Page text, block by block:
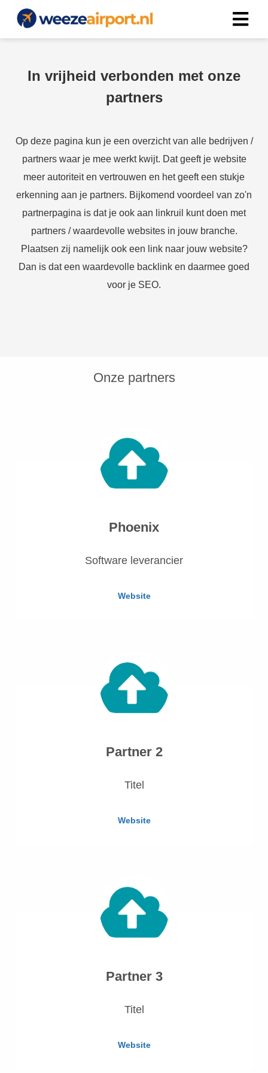
In vrijheid verbonden met onze
partners
Op deze pagina kun je een overzicht van alle bedrijven /
partners waar je mee werkt kwijt. Dat geeft je website
meer autoriteit en vertrouwen en het geeft een stukje
erkenning aan je partners. Bijkomend voordeel van zo'n
partnerpagina is dat je ook aan linkruil kunt doen met
partners / waardevolle websites in jouw branche.
Plaatsen zij namelijk ook een link naar jouw website?
Dan is dat een waardevolle backlink en daarmee goed
voor je SEO.
Onze partners
Phoenix
Software leverancier
Website
Partner 2
Titel
Website
Partner 3
Titel
Website